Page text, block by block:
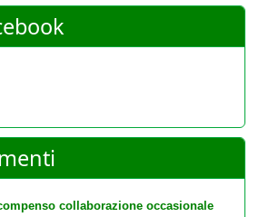
collaborazione occasionale